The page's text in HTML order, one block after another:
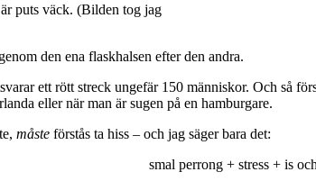
puts väck. (Bilden tog jag
den ena flaskhalsen efter den andra.
ett rött streck ungefär 150 människor. Och så
eller när man är sugen på en hamburgare.
måste förstås ta hiss – och jag säger bara det:
smal perrong + stress + is